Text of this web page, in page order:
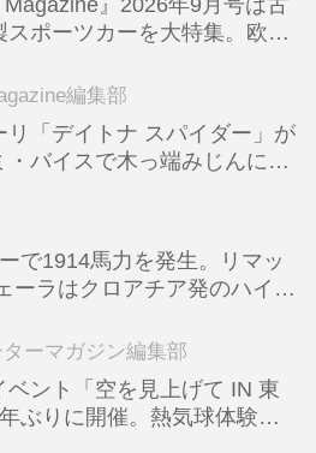
Magazine』2026年9月号は古
スポーツカーを大特集。欧州
編集部
リ「デイトナ スパイダー」が
・バイスで木っ端みじんにな
で1914馬力を発生。リマッ
ーラはクロアチア発のハイパ
】
ーマガジン編集部
ベント「空を見上げて IN 東
ぶりに開催。熱気球体験搭